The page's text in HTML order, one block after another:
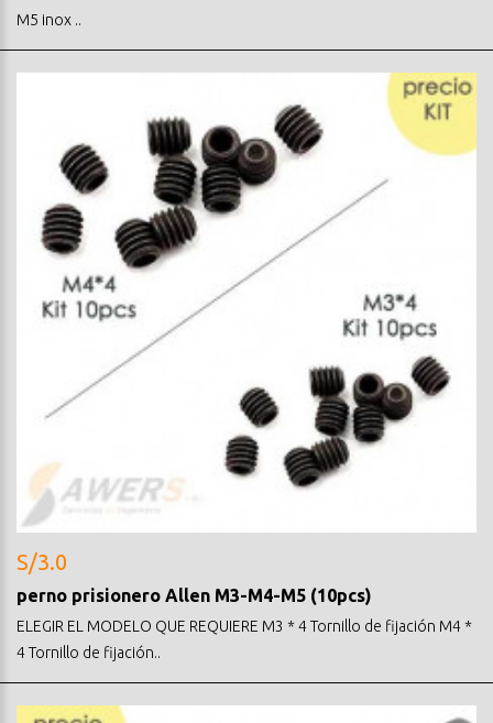
M5 inox ..
S/3.0
perno prisionero Allen M3-M4-M5 (10pcs)
ELEGIR EL MODELO QUE REQUIERE M3 * 4 Tornillo de fijación M4 *
4 Tornillo de fijación..